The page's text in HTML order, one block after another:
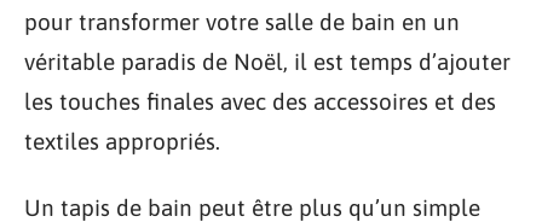
pour transformer votre salle de bain en un
véritable paradis de Noël, il est temps d’ajouter
les touches finales avec des accessoires et des
textiles appropriés.
Un tapis de bain peut être plus qu’un simple